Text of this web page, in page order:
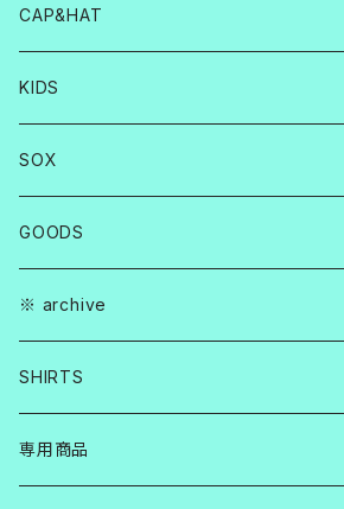
CAP&HAT
KIDS
SOX
GOODS
※ archive
SHIRTS
専用商品